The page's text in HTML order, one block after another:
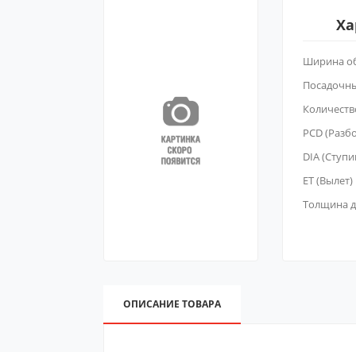
Ширина
PCD
DIA
ET (Вылет)
Толщина
ОПИСАНИЕ ТОВАРА